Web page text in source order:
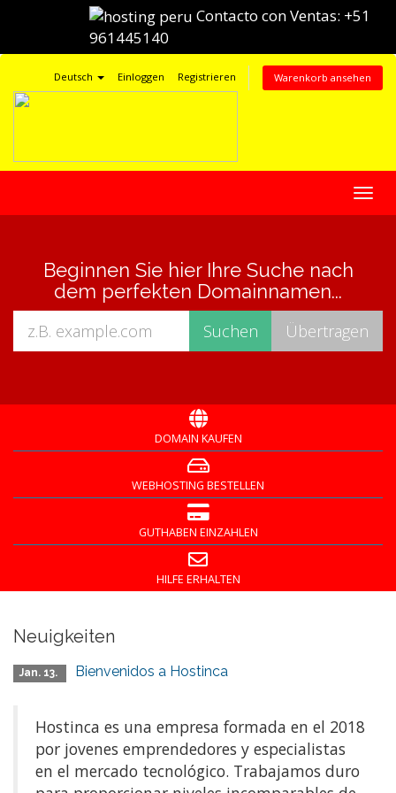
Contacto con Ventas: +51
961445140
Deutsch Einloggen Registrieren Warenkorb ansehen
ein-/
Beginnen Sie hier Ihre Suche nach
dem perfekten Domainnamen...
DOMAIN KAUFEN
WEBHOSTING BESTELLEN
GUTHABEN EINZAHLEN
HILFE ERHALTEN
Neuigkeiten
Jan. 13. Bienvenidos a Hostinca
Hostinca es una empresa formada en el 2018
por jovenes emprendedores y especialistas
en el mercado tecnológico. Trabajamos duro